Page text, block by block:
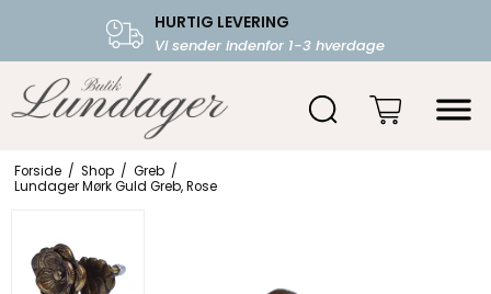
HURTIG LEVERING
Vi sender indenfor 1-3 hverdage
FRI FRAGT OVER 599.-
Starter fra 39,-
Forside / Shop / Greb /
Lundager Mørk Guld Greb, Rose